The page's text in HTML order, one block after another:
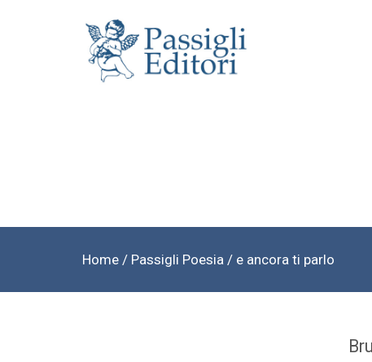
Home/ Passigli Poesia / e ancora ti parlo